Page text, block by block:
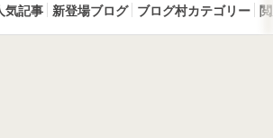
気記事 新登場ブログ ブログ村カテゴリー